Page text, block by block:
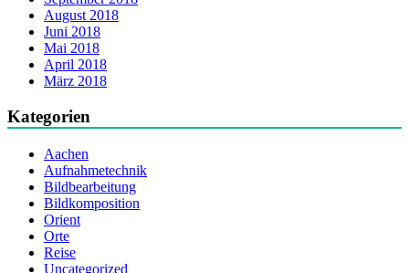
August 2018
Juni 2018
Mai 2018
April 2018
März 2018
Kategorien
Aachen
Aufnahmetechnik
Bildbearbeitung
Bildkomposition
Orient
Orte
Reise
Uncategorized